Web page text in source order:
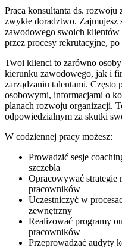
Praca konsultanta ds.
zwykłe doradztwo. Zajmujesz
zawodowego swoich
przez procesy rekrutacyjne,
Twoi klienci to zarówno
kierunku zawodowego, jak i
zarządzaniu talentami.
osobowymi, informacjami o
planach rozwoju organizacji.
odpowiedzialnym za skutki
W codziennej pracy możesz:
Prowadzić sesje
szczebla
Opracowywać
pracowników
Uczestniczyć w
zewnętrzny
Realizować programy
pracowników
Przeprowadzać audyty